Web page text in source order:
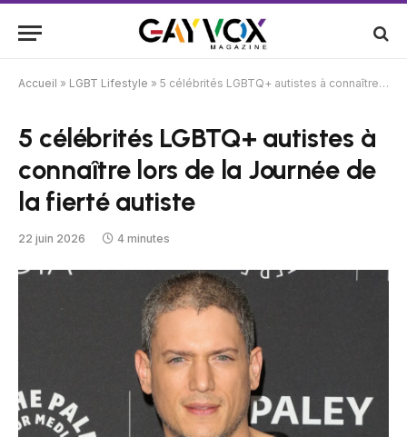
Accueil » LGBT Lifestyle » 5 célébrités LGBTQ+ autistes à connaître lors de la Journée de la fierté autiste
5 célébrités LGBTQ+ autistes à
connaître lors de la Journée de
la fierté autiste
22 juin 2026 4 minutes